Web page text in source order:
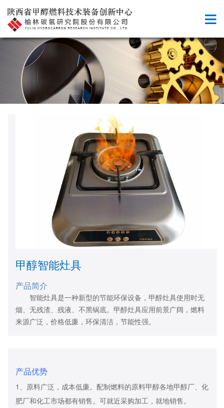
甲醇智能灶具
产品简介
智能灶具是一种新型的节能环保设备，甲醇灶具使用时无
烟、无残渣、残液、不黑锅底。甲醇灶具应用前景广阔，燃料
来源广泛，价格低廉，环保清洁，节能性强。
产品优势
1、原料广泛，成本低廉。配制燃料的原料甲醇各地甲醇厂、化
肥厂和化工市场都有销售。可就近采购加工，就地销售。